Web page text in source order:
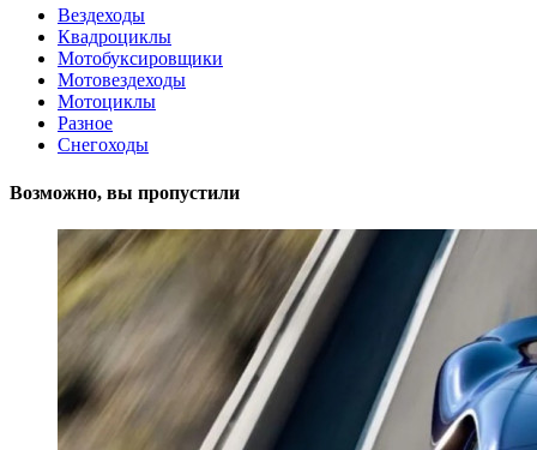
Вездеходы
Квадроциклы
Мотобуксировщики
Мотовездеходы
Мотоциклы
Разное
Снегоходы
Возможно, вы пропустили